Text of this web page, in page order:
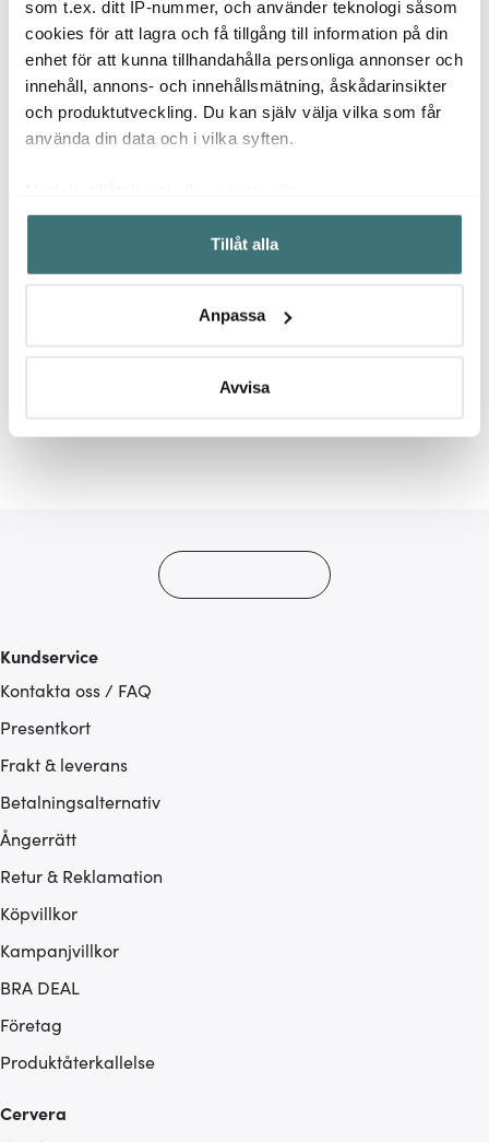
som t.ex. ditt IP-nummer, och använder teknologi såsom
cookies för att lagra och få tillgång till information på din
enhet för att kunna tillhandahålla personliga annonser och
innehåll, annons- och innehållsmätning, åskådarinsikter
och produktutveckling. Du kan själv välja vilka som får
använda din data och i vilka syften.
Samla in information om din geografiska plats som
kan ha en noggrannhet på upp till flera meter
Identifiera din enhet genom att aktivt skanna den för
Ta reda på mer om hur dina personliga uppgifter
Du kan ändra eller dra tillbaka ditt samtycke när som
som du vill dela med dig av.
Tillåt alla
Anpassa
Avvisa
21 cm blankt stål
179 kr
I lager
185 kr 309 kr
Få i lager
1649
Låt dig inspireras av våra kunder
Kundservice
Kontakta oss / FAQ
Presentkort
Frakt & leverans
Betalningsalternativ
Ångerrätt
Retur & Reklamation
Köpvillkor
Kampanjvillkor
BRA DEAL
Företag
Produktåterkallelse
Cervera